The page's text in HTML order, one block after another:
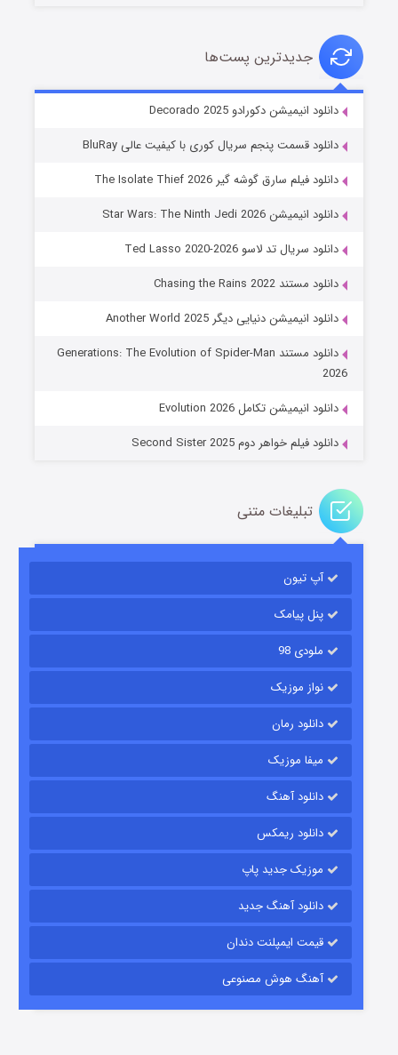
خاندان اژدها فصل ۳
جادوگری در مغولستان
قسمت۱۴ (زیرنویس) منتشر شد
باب اسفنجی فصل ۱۷
قسمت۶ (زیرنویس) منتشر شد
قسمت۱۵ (دوبله) منتشر شد
جدیدترین پست‌ها
دانلود انیمیشن دکورادو Decorado 2025
دانلود قسمت پنجم سریال کوری با کیفیت عالی BluRay
دانلود فیلم سارق گوشه گیر The Isolate Thief 2026
دانلود انیمیشن Star Wars: The Ninth Jedi 2026
دانلود سریال تد لاسو Ted Lasso 2020-2026
دانلود مستند Chasing the Rains 2022
دانلود انیمیشن دنیایی دیگر Another World 2025
دانلود مستند Generations: The Evolution of Spider-Man
2026
دانلود انیمیشن تکامل Evolution 2026
دانلود فیلم خواهر دوم Second Sister 2025
تبلیغات متنی
آپ تیون
پنل پیامک
ملودی 98
نواز موزیک
دانلود رمان
میفا موزیک
دانلود آهنگ
دانلود ریمکس
موزیک جدید پاپ
دانلود آهنگ جدید
قیمت ایمپلنت دندان
آهنگ هوش مصنوعی